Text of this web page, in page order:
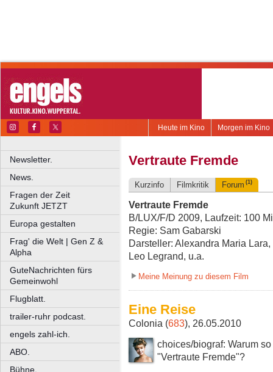
Morgen im Kino
Heute im Kino
Newsletter.
News.
Fragen der Zeit
Zukunft JETZT
Europa gestalten
Frag' die Welt | Gen Z &
Alpha
GuteNachrichten fürs
Gemeinwohl
Flugblatt.
trailer-ruhr podcast.
engels zahl-ich.
ABO.
Bühne.
Vertraute Fremde
Kurzinfo Filmkritik Forum (1)
Vertraute Fremde
B/LUX/F/D 2009, Laufzeit: 100
Regie: Sam Gabarski
Darsteller: Alexandra Maria
Leo Legrand, u.a.
Meine Meinung zu diesem Film
Eine Reise
Colonia (683), 26.05.2010
choices/biograf: Warum
"Vertraute Fremde"?